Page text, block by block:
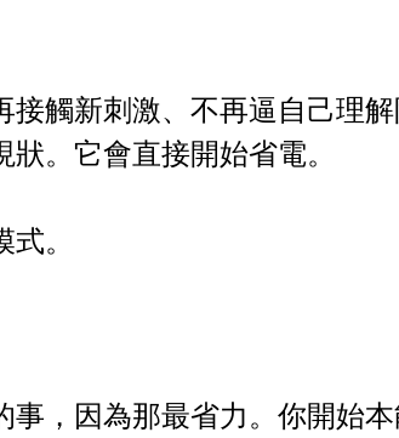
觸新刺激、不再逼自己理解
。它會直接開始省電。
。
事，因為那最省力。你開始